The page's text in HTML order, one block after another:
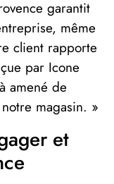
garantit
même
client rapporte
par Icone
amené de
magasin. »
et